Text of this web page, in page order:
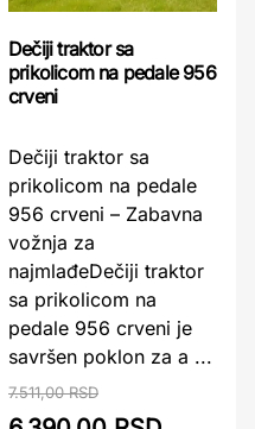
Dečiji traktor sa
prikolicom na pedale 956
crveni
Dečiji traktor sa
prikolicom na pedale
956 crveni – Zabavna
vožnja za
najmlađeDečiji traktor
sa prikolicom na
pedale 956 crveni je
savršen poklon za a ...
7.511,00 RSD